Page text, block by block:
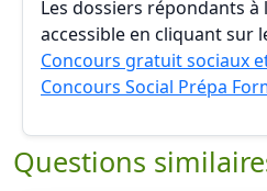
Les dossiers répondants
accessible en cliquant sur
Concours gratuit sociaux
Concours Social Prépa
Questions